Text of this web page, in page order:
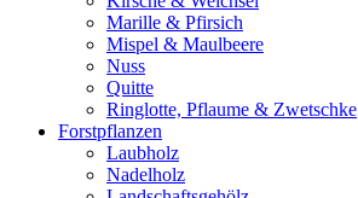
Marille & Pfirsich
Mispel & Maulbeere
Nuss
Quitte
Ringlotte, Pflaume & Zwetschke
Forstpflanzen
Laubholz
Nadelholz